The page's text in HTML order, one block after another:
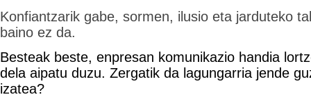
Konfiantzarik gabe, sormen, ilusio eta jarduteko
baino ez da.
Besteak beste, enpresan komunikazio handia
dela aipatu duzu. Zergatik da lagungarria jende
izatea?